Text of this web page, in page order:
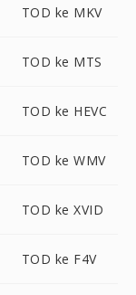
TOD ke MKV
TOD ke MTS
TOD ke HEVC
TOD ke WMV
TOD ke XVID
TOD ke F4V